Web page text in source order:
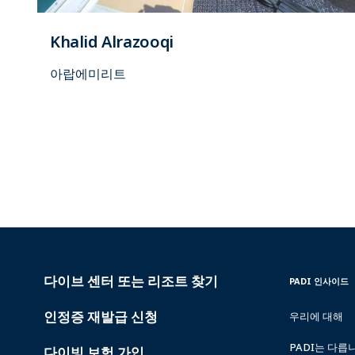
Khalid Alrazooqi
아랍에미리트
PADI
SERVICES
다이브 센터 또는 리조트 찾기
인정증 재발급 신청
INSIDE
PADI 인사이드
우리에 대해
PADI는 다릅